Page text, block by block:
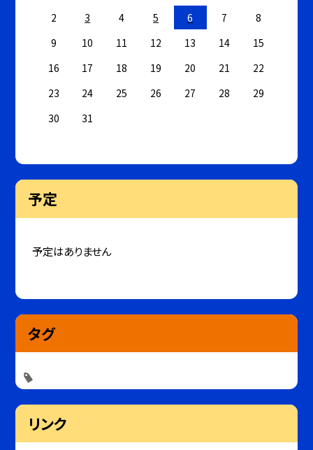
2
3 4 5 6 7
8
9
10 11 12 13 14
15
16
17 18 19 20 21
22
23
24 25 26 27 28
29
30
31
予定
予定はありません
タグ
リンク